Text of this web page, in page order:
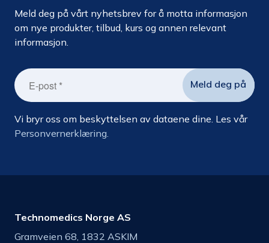
Meld deg på vårt nyhetsbrev for å motta informasjon
om nye produkter, tilbud, kurs og annen relevant
informasjon.
Vi bryr oss om beskyttelsen av dataene dine. Les vår
Personvernerklæring.
Technomedics Norge AS
Gramveien 68, 1832 ASKIM